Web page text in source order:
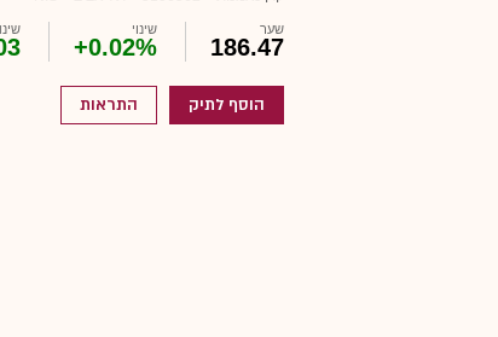
שער
186.47
שינוי
+0.02%
הוסף לתיק התראות